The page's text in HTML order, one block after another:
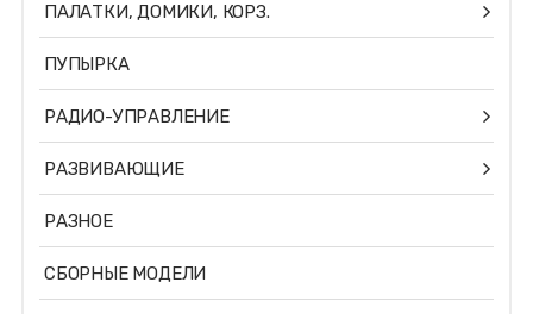
ПАЛАТКИ, ДОМИКИ, КОРЗ.
ПУПЫРКА
РАДИО-УПРАВЛЕНИЕ
РАЗВИВАЮЩИЕ
РАЗНОЕ
СБОРНЫЕ МОДЕЛИ